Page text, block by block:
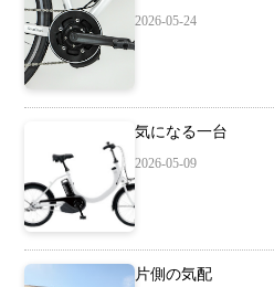
2026-05-24
気になる一台
2026-05-09
片側の気配